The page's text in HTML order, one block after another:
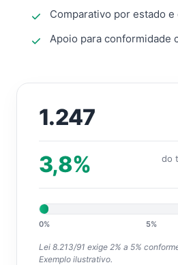
Comparativo por estado e
Apoio para conformidade
1.247
3,8%
do
0% 5%
Lei 8.213/91 exige 2% a 5%
Exemplo ilustrativo.